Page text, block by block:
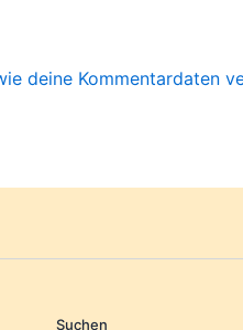
deine Kommentardaten
Suchen